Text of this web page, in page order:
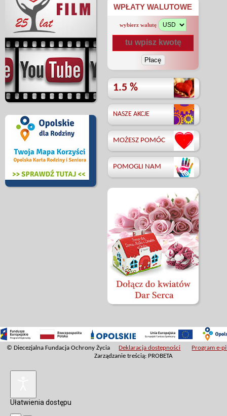
WPŁATY WALUTOWE
wybierz walutę
1.5 %
NASZE AKCJE
MOŻESZ POMÓC
POMOGLI NAM
© Diecezjalna Fundacja Ochrony Życia Deklaracja dostępności
Program e-
Zarządzanie treścią: PROBETA
Ułatwienia dostępu